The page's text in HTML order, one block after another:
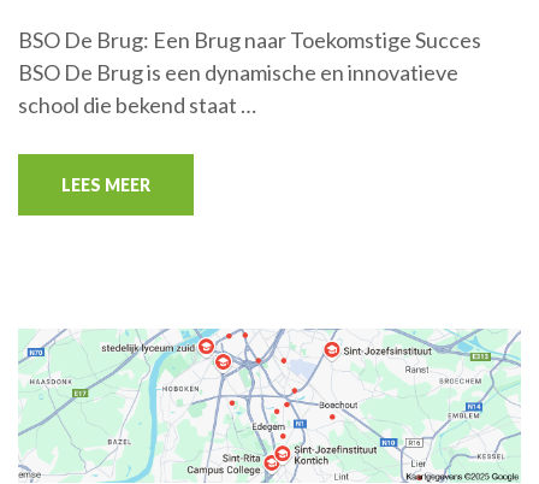
BSO De Brug: Een Brug naar Toekomstige Succes
BSO De Brug is een dynamische en innovatieve
school die bekend staat …
LEES MEER